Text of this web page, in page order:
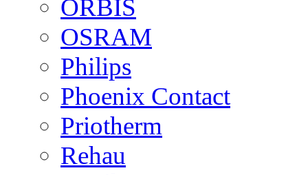
ORBIS
OSRAM
Philips
Phoenix Contact
Priotherm
Rehau